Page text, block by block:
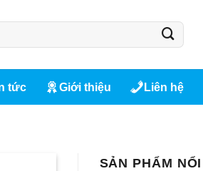
tức Giới thiệu Liên hệ
SẢN PHẨM